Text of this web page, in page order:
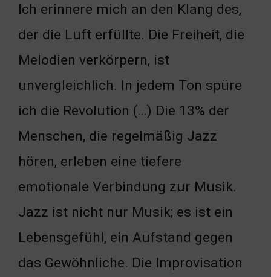
Ich erinnere mich an den Klang des,
der die Luft erfüllte. Die Freiheit, die
Melodien verkörpern, ist
unvergleichlich. In jedem Ton spüre
ich die Revolution (…) Die 13% der
Menschen, die regelmäßig Jazz
hören, erleben eine tiefere
emotionale Verbindung zur Musik.
Jazz ist nicht nur Musik; es ist ein
Lebensgefühl, ein Aufstand gegen
das Gewöhnliche. Die Improvisation